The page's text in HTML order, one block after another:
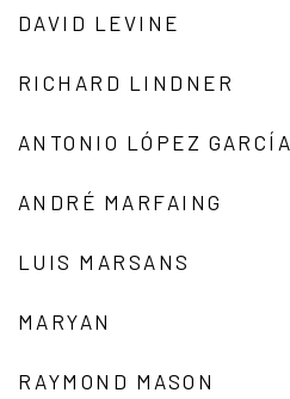
DAVID LEVINE
RICHARD LINDNER
ANTONIO LÓPEZ GARCÍA
ANDRÉ MARFAING
LUIS MARSANS
MARYAN
RAYMOND MASON